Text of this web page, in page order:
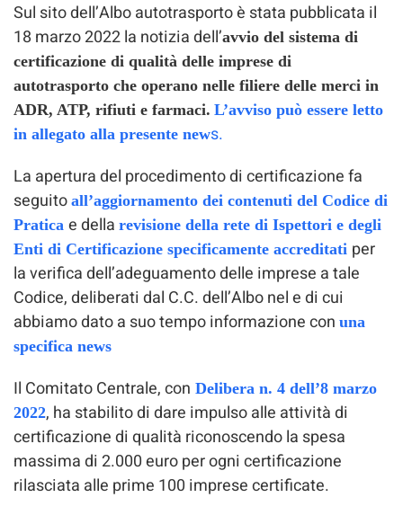
Sul sito dell’Albo autotrasporto è stata pubblicata il
18 marzo 2022 la notizia dell’avvio del sistema di
certificazione di qualità delle imprese di
autotrasporto che operano nelle filiere delle merci in
ADR, ATP, rifiuti e farmaci. L’avviso può essere letto
in allegato alla presente news.
La apertura del procedimento di certificazione fa
seguito all’aggiornamento dei contenuti del Codice di
Pratica e della revisione della rete di Ispettori e degli
Enti di Certificazione specificamente accreditati per
la verifica dell’adeguamento delle imprese a tale
Codice, deliberati dal C.C. dell’Albo nel e di cui
abbiamo dato a suo tempo informazione con una
specifica news
Il Comitato Centrale, con Delibera n. 4 dell’8 marzo
2022, ha stabilito di dare impulso alle attività di
certificazione di qualità riconoscendo la spesa
massima di 2.000 euro per ogni certificazione
rilasciata alle prime 100 imprese certificate.